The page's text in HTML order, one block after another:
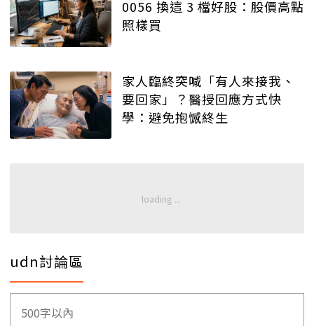
0056 換這 3 檔好股：股價高點
照樣買
家人臨終突喊「有人來接我、
要回家」？醫授回應方式快
學：避免抱憾終生
udn討論區